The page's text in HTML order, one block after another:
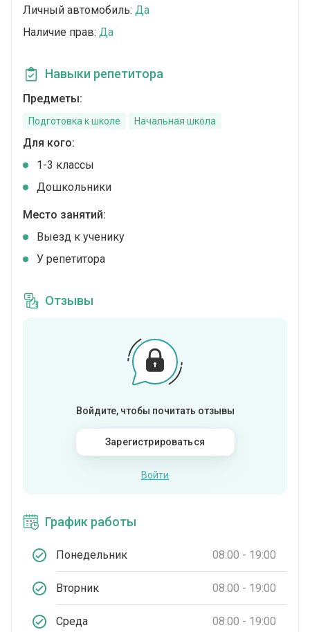
Личный автомобиль: Да
Наличие прав: Да
Навыки репетитора
Предметы:
Подготовка к школе Начальная школа
Для кого:
1-3 классы
Дошкольники
Место занятий:
Выезд к ученику
У репетитора
Отзывы
Войдите, чтобы почитать отзывы
Зарегистрироваться
Войти
График работы
Понедельник 08:00 - 19:00
Вторник 08:00 - 19:00
Среда 08:00 - 19:00